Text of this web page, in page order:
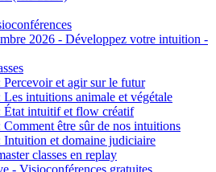
2026 - Développez votre intuition -
Percevoir et agir sur le futur
Les intuitions animale et végétale
État intuitif et flow créatif
Comment être sûr de nos intuitions
Intuition et domaine judiciaire
classes en replay
- Visioconférences gratuites